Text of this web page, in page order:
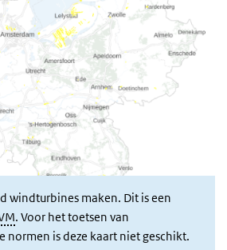
windturbines maken. Dit is een
. Voor het toetsen van
normen is deze kaart niet geschikt.